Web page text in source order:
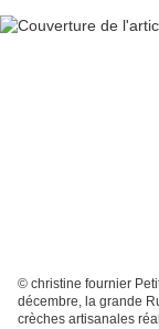
© christine fournier
décembre, la grande
crèches artisanales